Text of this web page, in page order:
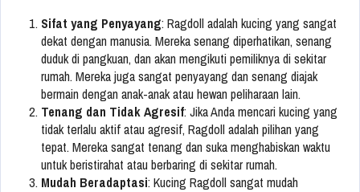
Sifat yang Penyayang: Ragdoll adalah kucing yang sangat
dekat dengan manusia. Mereka senang diperhatikan, senang
duduk di pangkuan, dan akan mengikuti pemiliknya di sekitar
rumah. Mereka juga sangat penyayang dan senang diajak
bermain dengan anak-anak atau hewan peliharaan lain.
Tenang dan Tidak Agresif: Jika Anda mencari kucing yang
tidak terlalu aktif atau agresif, Ragdoll adalah pilihan yang
tepat. Mereka sangat tenang dan suka menghabiskan waktu
untuk beristirahat atau berbaring di sekitar rumah.
Mudah Beradaptasi: Kucing Ragdoll sangat mudah